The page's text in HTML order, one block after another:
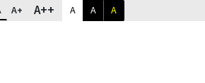
rozmiar czcionki
rozmiar standardowy
A+ rozmiar powiększony
A++rozmiar największy
Dopasuj kontrast
A kontrast standardowy
A kontrast biały na czarnym
A